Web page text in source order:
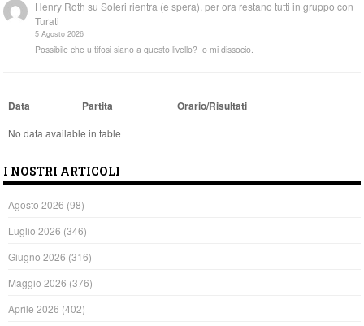
Henry Roth suSoleri rientra (e spera), per ora restano tutti in gruppo con
Turati
5 Agosto 2026
Possibile che u tifosi siano a questo livello? Io mi dissocio.
Data Partita Orario/Risultati
No data available in table
I NOSTRI ARTICOLI
Agosto 2026 (98)
Luglio 2026 (346)
Giugno 2026 (316)
Maggio 2026 (376)
Aprile 2026 (402)